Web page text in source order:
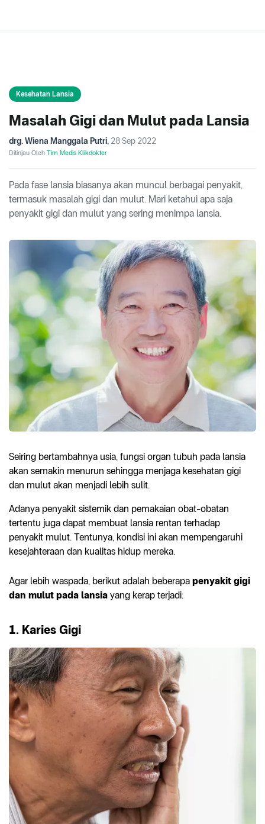
Kesehatan Lansia
Masalah Gigi dan Mulut pada Lansia
drg. Wiena Manggala Putri, 28 Sep 2022
Ditinjau Oleh Tim Medis Klikdokter
Pada fase lansia biasanya akan muncul berbagai penyakit,
termasuk masalah gigi dan mulut. Mari ketahui apa saja
penyakit gigi dan mulut yang sering menimpa lansia.
Seiring bertambahnya usia, fungsi organ tubuh pada lansia
akan semakin menurun sehingga menjaga kesehatan gigi
dan mulut akan menjadi lebih sulit.
Adanya penyakit sistemik dan pemakaian obat-obatan
tertentu juga dapat membuat lansia rentan terhadap
penyakit mulut. Tentunya, kondisi ini akan mempengaruhi
kesejahteraan dan kualitas hidup mereka.
Agar lebih waspada, berikut adalah beberapa penyakit gigi
dan mulut pada lansia yang kerap terjadi:
1. Karies Gigi